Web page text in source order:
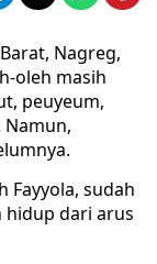
Nagreg,
oleh masih
peuyeum,
Fayyola, sudah
dari arus